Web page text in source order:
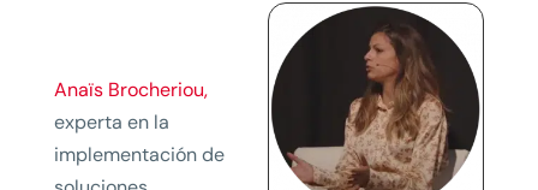
Anaïs Brocheriou,
experta en la
implementación de